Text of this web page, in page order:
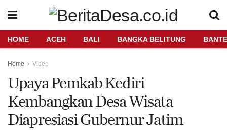
HOME ACEH BALI BANGKA BELITUNG
Home Video
Upaya Pemkab Kediri
Kembangkan Desa Wisata
Diapresiasi Gubernur Jatim